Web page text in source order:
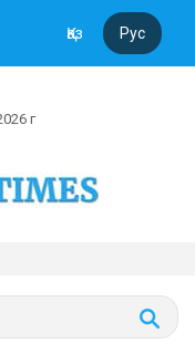
Қаз Рус
г